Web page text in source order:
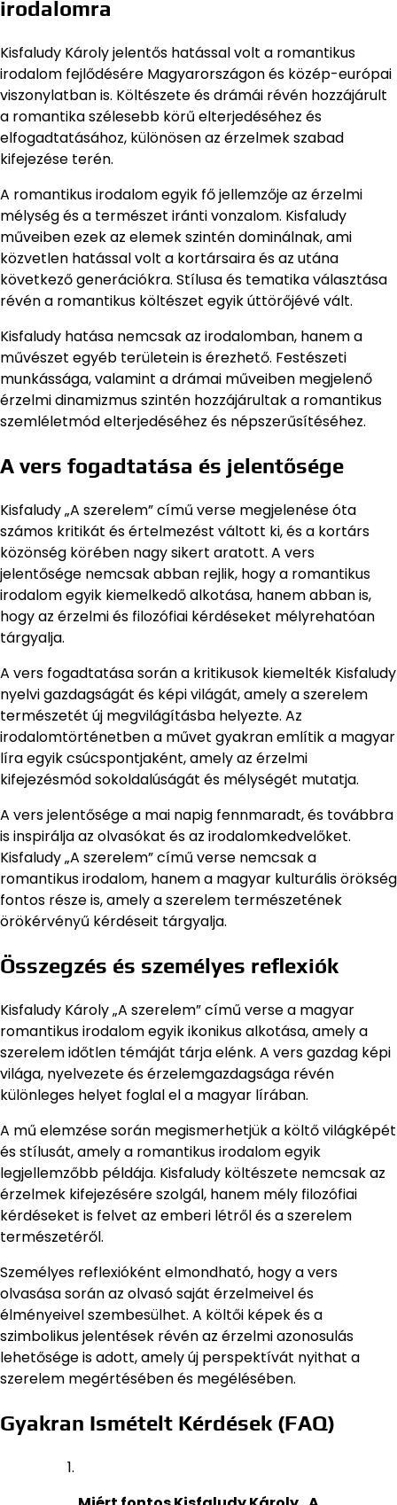
irodalomra
Kisfaludy Károly jelentős hatással volt a romantikus
irodalom fejlődésére Magyarországon és közép-európai
viszonylatban is. Költészete és drámái révén hozzájárult
a romantika szélesebb körű elterjedéséhez és
elfogadtatásához, különösen az érzelmek szabad
kifejezése terén.
A romantikus irodalom egyik fő jellemzője az érzelmi
mélység és a természet iránti vonzalom. Kisfaludy
műveiben ezek az elemek szintén dominálnak, ami
közvetlen hatással volt a kortársaira és az utána
következő generációkra. Stílusa és tematika választása
révén a romantikus költészet egyik úttörőjévé vált.
Kisfaludy hatása nemcsak az irodalomban, hanem a
művészet egyéb területein is érezhető. Festészeti
munkássága, valamint a drámai műveiben megjelenő
érzelmi dinamizmus szintén hozzájárultak a romantikus
szemléletmód elterjedéséhez és népszerűsítéséhez.
A vers fogadtatása és jelentősége
Kisfaludy „A szerelem” című verse megjelenése óta
számos kritikát és értelmezést váltott ki, és a kortárs
közönség körében nagy sikert aratott. A vers
jelentősége nemcsak abban rejlik, hogy a romantikus
irodalom egyik kiemelkedő alkotása, hanem abban is,
hogy az érzelmi és filozófiai kérdéseket mélyrehatóan
tárgyalja.
A vers fogadtatása során a kritikusok kiemelték Kisfaludy
nyelvi gazdagságát és képi világát, amely a szerelem
természetét új megvilágításba helyezte. Az
irodalomtörténetben a művet gyakran említik a magyar
líra egyik csúcspontjaként, amely az érzelmi
kifejezésmód sokoldalúságát és mélységét mutatja.
A vers jelentősége a mai napig fennmaradt, és továbbra
is inspirálja az olvasókat és az irodalomkedvelőket.
Kisfaludy „A szerelem” című verse nemcsak a
romantikus irodalom, hanem a magyar kulturális örökség
fontos része is, amely a szerelem természetének
örökérvényű kérdéseit tárgyalja.
Összegzés és személyes reflexiók
Kisfaludy Károly „A szerelem” című verse a magyar
romantikus irodalom egyik ikonikus alkotása, amely a
szerelem időtlen témáját tárja elénk. A vers gazdag képi
világa, nyelvezete és érzelemgazdagsága révén
különleges helyet foglal el a magyar lírában.
A mű elemzése során megismerhetjük a költő világképét
és stílusát, amely a romantikus irodalom egyik
legjellemzőbb példája. Kisfaludy költészete nemcsak az
érzelmek kifejezésére szolgál, hanem mély filozófiai
kérdéseket is felvet az emberi létről és a szerelem
természetéről.
Személyes reflexióként elmondható, hogy a vers
olvasása során az olvasó saját érzelmeivel és
élményeivel szembesülhet. A költői képek és a
szimbolikus jelentések révén az érzelmi azonosulás
lehetősége is adott, amely új perspektívát nyithat a
szerelem megértésében és megélésében.
Gyakran Ismételt Kérdések (FAQ)